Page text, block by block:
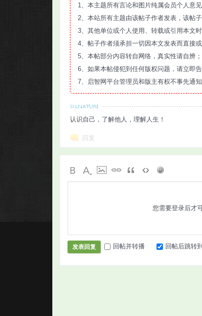
1、本主题所有言论和图片纯属会员个人意
2、本站所有主题由该帖子作者发表，该帖
3、其他单位或个人使用、转载或引用本文
4、帖子作者须承担一切因本文发表而直接
5、本帖部分内容转自网络，真实性请自辨
6、如果本帖侵犯到任何版权问题，请立即
7、启智网平台管理员和版主有权不事先通
认识自己，了解他人，理解人生！
回复
您需要登录后才
发表回复 回帖并转播 回帖后跳转